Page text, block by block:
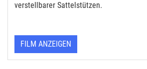
verstellbarer Sattelstützen.
FILM ANZEIGEN